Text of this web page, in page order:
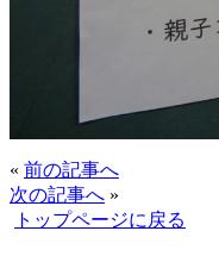
« 前の記事へ
次の記事へ »
トップページに戻る